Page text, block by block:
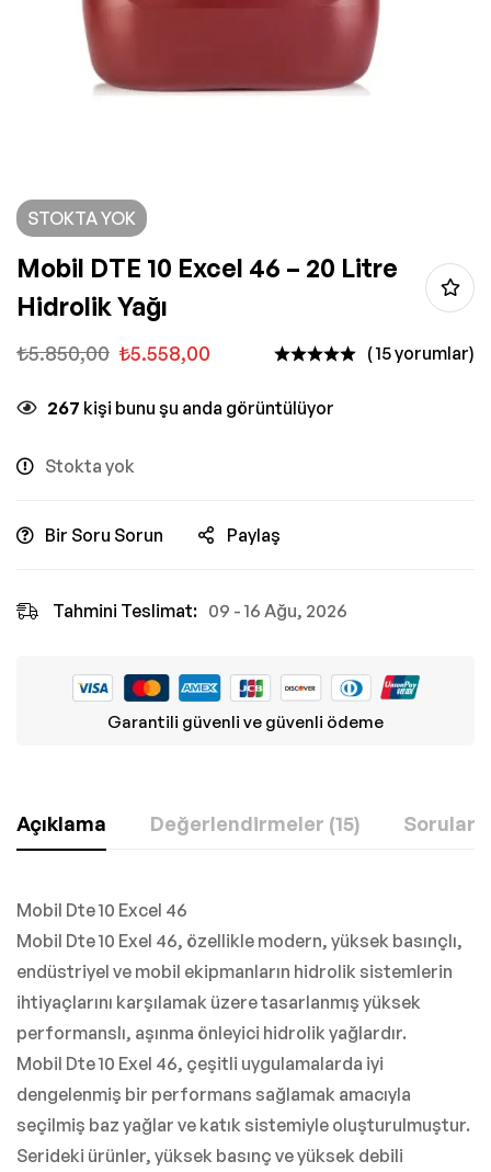
STOKTA YOK
Mobil DTE 10 Excel 46 – 20 Litre
Hidrolik Yağı
₺5.850,00 ₺5.558,00 ( 15 yorumlar)
267 kişi bunu şu anda görüntülüyor
Stokta yok
Bir Soru Sorun Paylaş
Tahmini Teslimat: 09 - 16 Ağu, 2026
Garantili güvenli ve güvenli ödeme
Açıklama Değerlendirmeler (15) Sorular
Mobil Dte 10 Excel 46
Mobil Dte 10 Exel 46, özellikle modern, yüksek basınçlı,
endüstriyel ve mobil ekipmanların hidrolik sistemlerin
ihtiyaçlarını karşılamak üzere tasarlanmış yüksek
performanslı, aşınma önleyici hidrolik yağlardır.
Mobil Dte 10 Exel 46, çeşitli uygulamalarda iyi
dengelenmiş bir performans sağlamak amacıyla
seçilmiş baz yağlar ve katık sistemiyle oluşturulmuştur.
Serideki ürünler, yüksek basınç ve yüksek debili